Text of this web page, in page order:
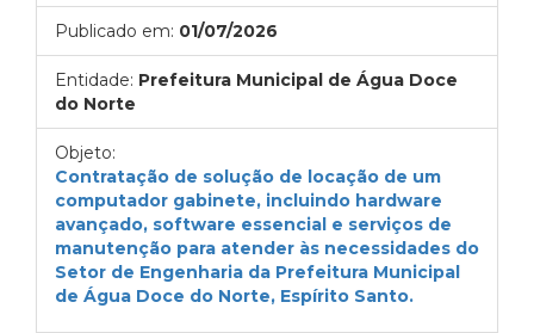
Publicado em: 01/07/2026
Entidade: Prefeitura Municipal de Água Doce
do Norte
Objeto:
Contratação de solução de locação de um
computador gabinete, incluindo hardware
avançado, software essencial e serviços de
manutenção para atender às necessidades do
Setor de Engenharia da Prefeitura Municipal
de Água Doce do Norte, Espírito Santo.